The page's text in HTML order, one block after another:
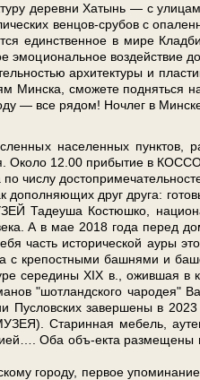
де­рев­ни Ха­тынь — с
венцов-срубов с
един­ствен­ное в ми­ре
эмо­цио­наль­ное воз­дей­ствие
ар­хи­тек­ту­ры и
Мин­ска, смо­же­те под­нять­ся
— все ря­дом! Ноч­лег в
на­се­лен­ных пунк­тов,
Около 12.00 прибытие в
чис­лу
друг дру­га:
Та­де­уша Ко­стюш­ко,
А в мае 2018 го­да пе­ред
часть ис­то­ри­че­ской ауры
с кре­пост­ны­ми баш­ня­ми и
се­ре­ди­ны XIX в., ожившая в
"шотландского чародея"
Пуслов­ских завершены в
Старинная ме­бель,
Оба объ-екта раз­ме­ще­ны
го­ро­ду, пер­вое